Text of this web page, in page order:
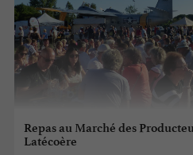
Repas au Marché des
Latécoère